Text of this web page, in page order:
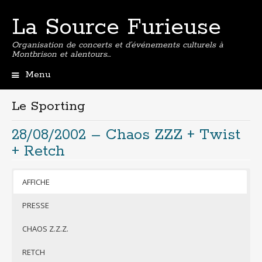
La Source Furieuse
Organisation de concerts et d’événements culturels à
Montbrison et alentours…
Menu
contenu
principal
Le Sporting
28/08/2002 – Chaos ZZZ + Twist
+ Retch
AFFICHE
PRESSE
CHAOS Z.Z.Z.
RETCH